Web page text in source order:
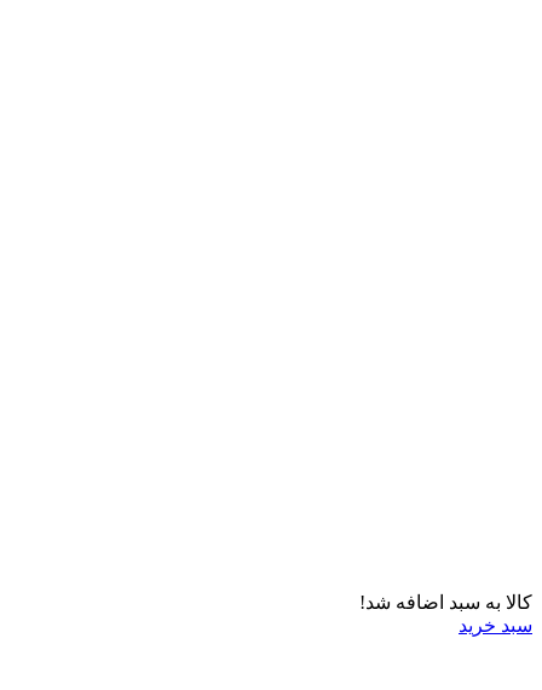
کالا به سبد اضافه شد!
سبد خرید